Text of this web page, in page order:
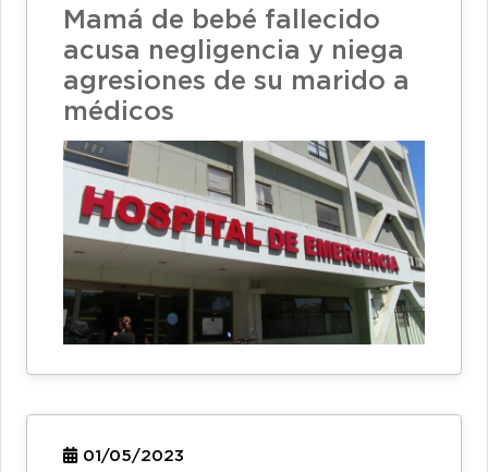
Mamá de bebé fallecido
acusa negligencia y niega
agresiones de su marido a
médicos
01/05/2023